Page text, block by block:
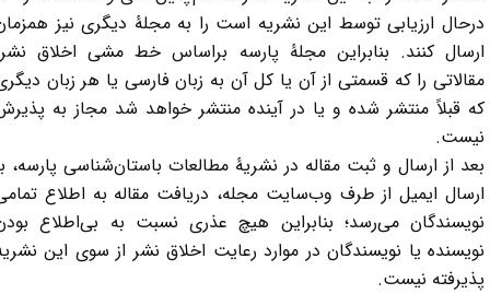
ارزیابی توسط این نشریه است را به مجلۀ دیگری نیز همزمان
کنند. بنابراین مجلۀ پارسه براساس خط مشی اخلاق نشر،
را که قسمتی از آن یا کل آن به زبان فارسی یا هر زبان دیگری
قبلاً منتشر شده و یا در آینده منتشر خواهد شد مجاز به پذیرش
از ارسال و ثبت مقاله در نشریۀ مطالعات باستان‌شناسی پارسه، با
ایمیل از طرف وب‌سایت مجله، دریافت مقاله به اطلاع تمامی
می‌رسد؛ بنابراین هیچ عذری نسبت به بی‌اطلاع بودن
یا نویسندگان در موارد رعایت اخلاق نشر از سوی این نشریه
نیست.